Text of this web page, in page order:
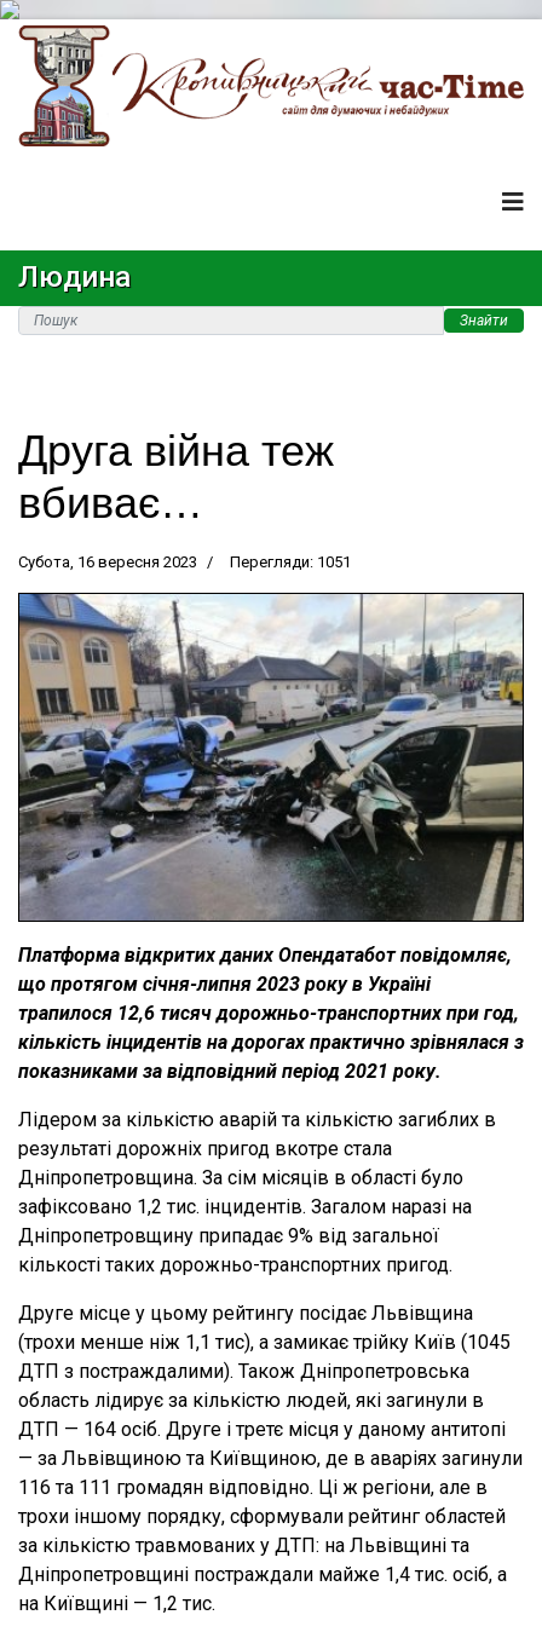
Людина
Знайти
Друга війна теж
вбиває…
Субота, 16 вересня 2023 Перегляди: 1051
Платформа відкритих даних Опендатабот повідомляє,
що протягом січня-липня 2023 року в Україні
трапилося 12,6 тисяч дорожньо-транспортних при год,
кількість інцидентів на дорогах практично зрівнялася з
показниками за відповідний період 2021 року.
Лідером за кількістю аварій та кількістю загиблих в
результаті дорожніх пригод вкотре стала
Дніпропетровщина. За сім місяців в області було
зафіксовано 1,2 тис. інцидентів. Загалом наразі на
Дніпропетровщину припадає 9% від загальної
кількості таких дорожньо-транспортних пригод.
Друге місце у цьому рейтингу посідає Львівщина
(трохи менше ніж 1,1 тис), а замикає трійку Київ (1045
ДТП з постраждалими). Також Дніпропетровська
область лідирує за кількістю людей, які загинули в
ДТП — 164 осіб. Друге і третє місця у даному антитопі
— за Львівщиною та Київщиною, де в аваріях загинули
116 та 111 громадян відповідно. Ці ж регіони, але в
трохи іншому порядку, сформували рейтинг областей
за кількістю травмованих у ДТП: на Львівщині та
Дніпропетровщині постраждали майже 1,4 тис. осіб, а
на Київщині — 1,2 тис.